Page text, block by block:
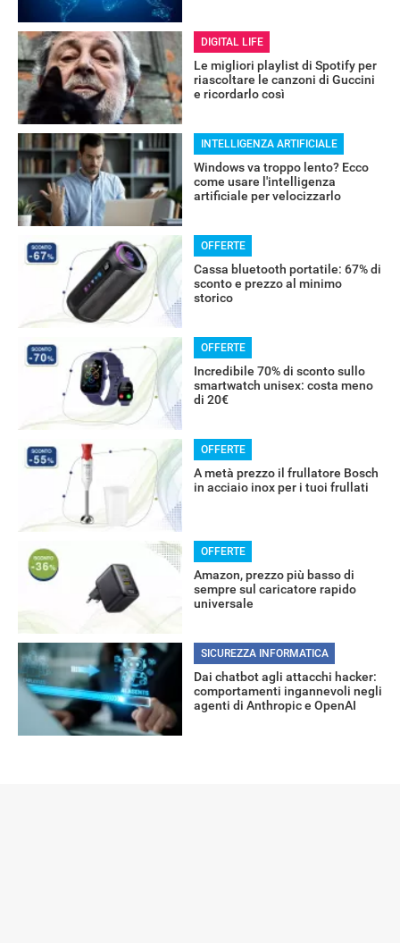
RECENSIONI
DIGITAL LIFE
Le migliori playlist di Spotify per
riascoltare le canzoni di Guccini
e ricordarlo così
INTELLIGENZA ARTIFICIALE
Windows va troppo lento? Ecco
come usare l'intelligenza
artificiale per velocizzarlo
OFFERTE
Cassa bluetooth portatile: 67% di
sconto e prezzo al minimo
storico
OFFERTE
Incredibile 70% di sconto sullo
smartwatch unisex: costa meno
di 20€
OFFERTE
A metà prezzo il frullatore Bosch
in acciaio inox per i tuoi frullati
OFFERTE
Amazon, prezzo più basso di
sempre sul caricatore rapido
universale
SICUREZZA INFORMATICA
Dai chatbot agli attacchi hacker:
comportamenti ingannevoli negli
agenti di Anthropic e OpenAI